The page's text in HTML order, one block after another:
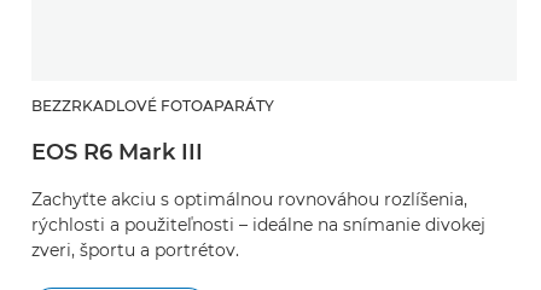
BEZZRKADLOVÉ FOTOAPARÁTY
EOS R6 Mark III
Zachyťte akciu s optimálnou rovnováhou rozlíšenia,
rýchlosti a použiteľnosti – ideálne na snímanie divokej
zveri, športu a portrétov.